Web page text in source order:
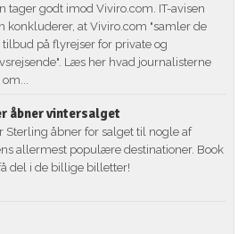
tager godt imod Viviro.com. IT-avisen
konkluderer, at Viviro.com "samler de
tilbud på flyrejser for private og
Læs her hvad journalisterne
åbner vintersalget
Sterling åbner for salget til nogle af
allermest populære destinationer. Book
del i de billige billetter!